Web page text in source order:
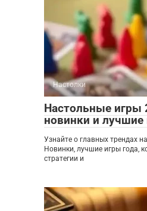
Настолки
Настольные игры
новинки и лучшие
Узнайте о главных трендах
Новинки, лучшие игры года,
стратегии и